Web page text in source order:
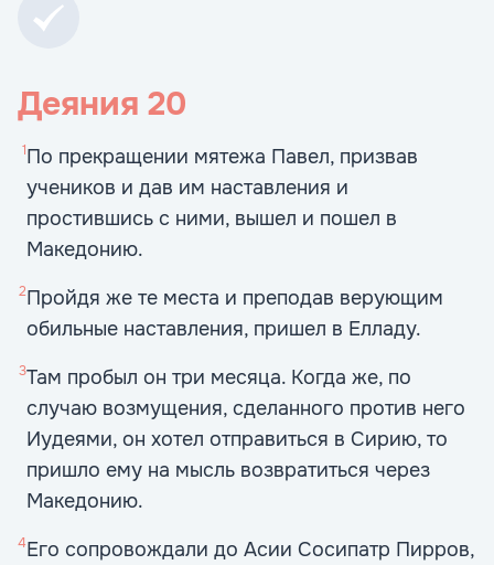
Деяния 20
1По прекращении мятежа Павел, призвав
учеников и дав им наставления и
простившись с ними, вышел и пошел в
Македонию.
2Пройдя же те места и преподав верующим
обильные наставления, пришел в Елладу.
3Там пробыл он три месяца. Когда же, по
случаю возмущения, сделанного против него
Иудеями, он хотел отправиться в Сирию, то
пришло ему на мысль возвратиться через
Македонию.
4Его сопровождали до Асии Сосипатр Пирров,